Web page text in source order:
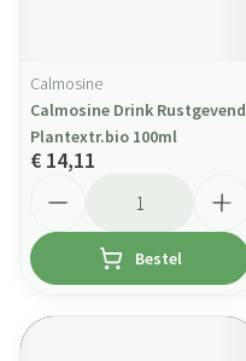
Calmosine
Calmosine Drink Rustgevend
Plantextr.bio 100ml
€ 14,11
Bestel